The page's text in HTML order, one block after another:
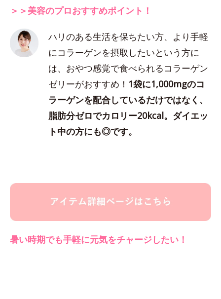
＞＞美容のプロおすすめポイント！
ハリのある生活を保ちたい方、より手軽
にコラーゲンを摂取したいという方に
は、おやつ感覚で食べられるコラーゲン
ゼリーがおすすめ！ 1袋に1,000mgのコ
ラーゲンを配合しているだけではなく、
脂肪分ゼロでカロリー20kcal。ダイエッ
ト中の方にも◎です。
暑い時期でも手軽に元気をチャージしたい！